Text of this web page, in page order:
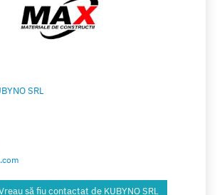
SRL
să fiu contactat de KUBYNO SRL